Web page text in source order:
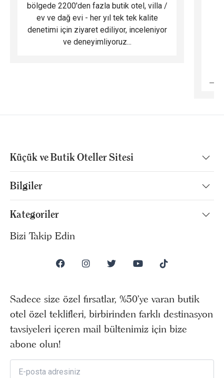
bölgede 2200'den fazla butik otel, villa /
ev ve dağ evi - her yıl tek tek kalite
denetimi için ziyaret ediliyor, inceleniyor
ve deneyimliyoruz...
Küçük ve Butik Oteller Sitesi
Bilgiler
Kategoriler
Bizi Takip Edin
Sadece size özel fırsatlar, %50’ye varan butik
otel özel teklifleri, birbirinden farklı destinasyon
tavsiyeleri içeren mail bültenimiz için bize
abone olun!